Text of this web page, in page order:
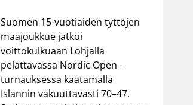
Suomen 15-vuotiaiden tyttöjen
maajoukkue jatkoi
voittokulkuaan Lohjalla
pelattavassa Nordic Open -
turnauksessa kaatamalla
Islannin vakuuttavasti 70–47.